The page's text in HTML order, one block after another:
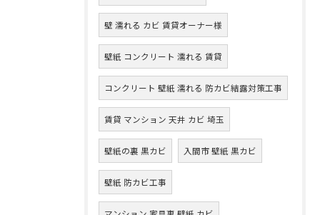
壁 濡れる カビ 賃貸オーナー様
壁紙 コンクリート 濡れる 賃貸
コンクリート 壁紙 濡れる 防カビ結露対策工事
賃貸 マンション 天井 カビ 埼玉
壁紙の裏 黒カビ 入間市 壁紙 黒カビ
壁紙 防カビ工事